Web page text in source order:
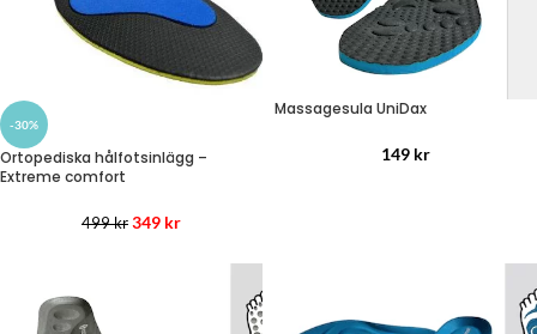
-30%
Ortopediska hålfotsinlägg –
Extreme comfort
499kr 349 kr
Massagesula UniDax
149 kr